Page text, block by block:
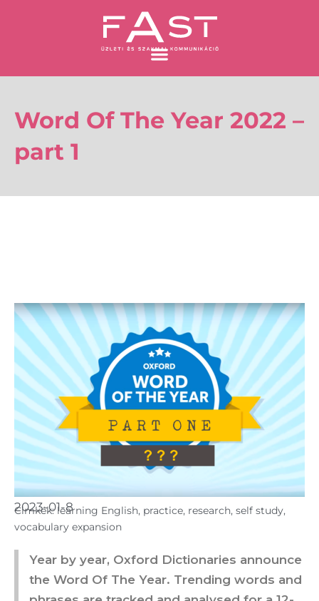
Word Of The Year 2022 –
part 1
2023-01-8
Cimkék: learning English, practice, research, self study,
vocabulary expansion
Year by year, Oxford Dictionaries announce
the Word Of The Year. Trending words and